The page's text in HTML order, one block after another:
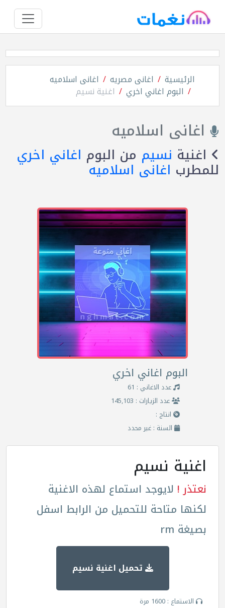
الرئيسية اغانى مصريه اغانى اسلاميه
البوم اغاني اخري اغنية نسيم
اغانى اسلاميه
اغنية نسيم من البوم اغاني اخري
للمطرب اغانى اسلاميه
البوم اغاني اخري
عدد الاغاني : 61
عدد الزيارات : 145,103
انتاج :
السنة : غير محدد
اغنية نسيم
نعتذر ! لايوجد استماع لهذه الاغنية
لكنها متاحة للتحميل من الرابط اسفل
بصيغة rm
تحميل اغنية نسيم
الاستماع : 1600 مرة